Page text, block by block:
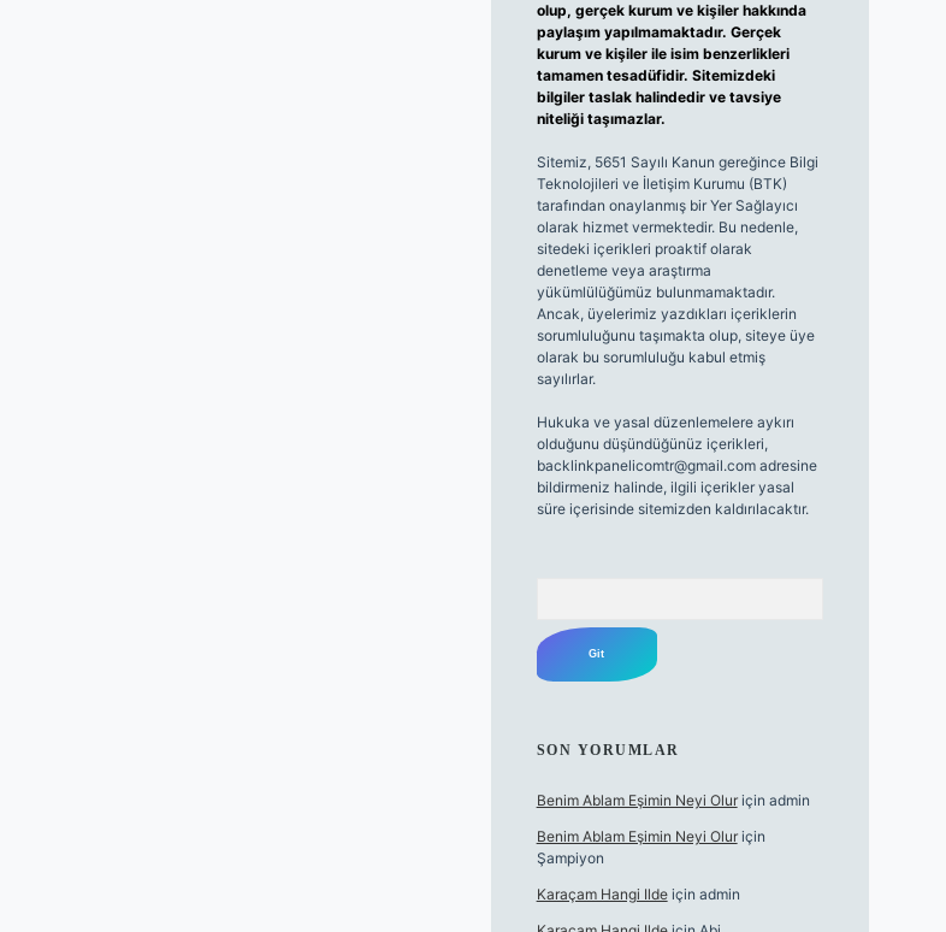
olup, gerçek kurum ve kişiler hakkında
paylaşım yapılmamaktadır. Gerçek
kurum ve kişiler ile isim benzerlikleri
tamamen tesadüfidir. Sitemizdeki
bilgiler taslak halindedir ve tavsiye
niteliği taşımazlar.
Sitemiz, 5651 Sayılı Kanun gereğince Bilgi
Teknolojileri ve İletişim Kurumu (BTK)
tarafından onaylanmış bir Yer Sağlayıcı
olarak hizmet vermektedir. Bu nedenle,
sitedeki içerikleri proaktif olarak
denetleme veya araştırma
yükümlülüğümüz bulunmamaktadır.
Ancak, üyelerimiz yazdıkları içeriklerin
sorumluluğunu taşımakta olup, siteye üye
olarak bu sorumluluğu kabul etmiş
sayılırlar.
Hukuka ve yasal düzenlemelere aykırı
olduğunu düşündüğünüz içerikleri,
backlinkpanelicomtr@gmail.comadresine
bildirmeniz halinde, ilgili içerikler yasal
süre içerisinde sitemizden kaldırılacaktır.
SON YORUMLAR
Benim Ablam Eşimin Neyi Oluriçin admin
Benim Ablam Eşimin Neyi Oluriçin
Şampiyon
Karaçam Hangi Ildeiçin admin